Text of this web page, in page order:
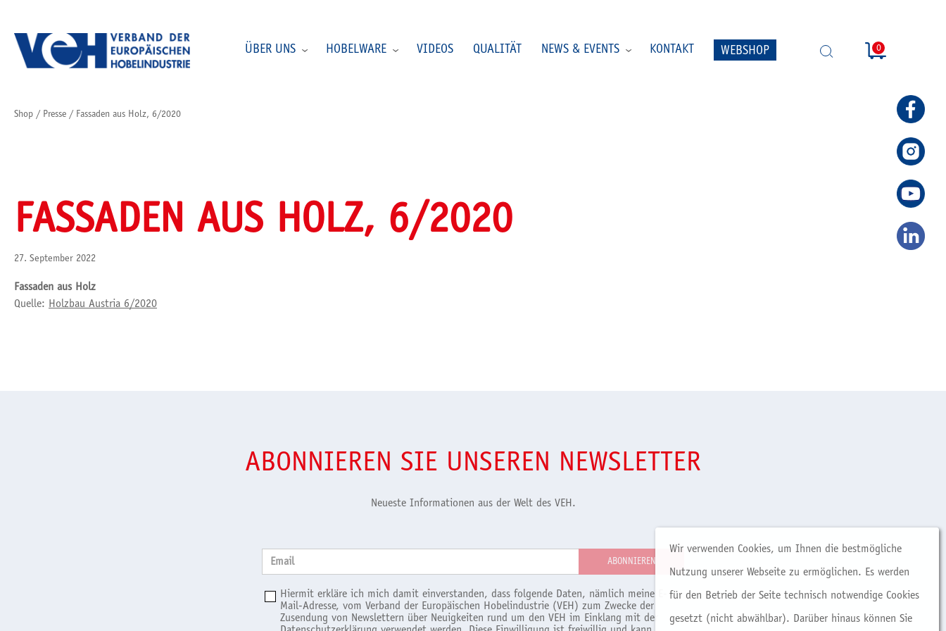
ÜBER UNS HOBELWARE VIDEOS QUALITÄT NEWS & EVENTS KONTAKT WEBSHOP
SUCHE
0
Shop / Presse / Fassaden aus Holz, 6/2020
FASSADEN AUS HOLZ, 6/2020
27. September 2022
Fassaden aus Holz
Quelle: Holzbau Austria 6/2020
ABONNIEREN SIE UNSEREN NEWSLETTER
Neueste Informationen aus der Welt des VEH.
Email
Hiermit erkläre ich mich damit einverstanden, dass folgende Daten, nämlich meine E-
Mail-Adresse, vom Verband der Europäischen Hobelindustrie (VEH) zum Zwecke der
Zusendung von Newslettern über Neuigkeiten rund um den VEH im Einklang mit der
Wir verwenden Cookies, um Ihnen die bestmögliche
Nutzung unserer Webseite zu ermöglichen. Es werden
für den Betrieb der Seite technisch notwendige Cookies
gesetzt (nicht abwählbar). Darüber hinaus können Sie